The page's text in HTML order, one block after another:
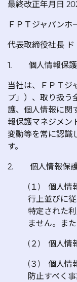
最終改正年月日
ＦＰＴジャパンホ
代表取締役社長 ド
1. 個人情報保護
当社は、ＦＰＴジ
プ」）、取り扱う
護、個人情報に関
報保護マネジメン
変動等を常に認識
す。
2. 個人情報保
(１) 個人情
行上並びに
特定された
ません。ま
(２) 個人情
(３) 個人情
防止すべく